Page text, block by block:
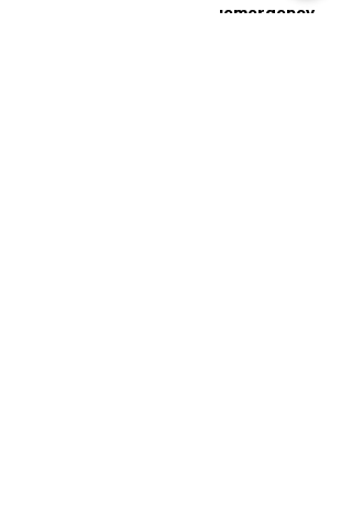
emergency: